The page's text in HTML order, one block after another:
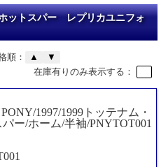
ットスパー レプリカユニフォ
順： ▲
▼
在庫有りのみ表示する：
1997/1999トッテナム・
ー/ホーム/半袖/PNYTOT001